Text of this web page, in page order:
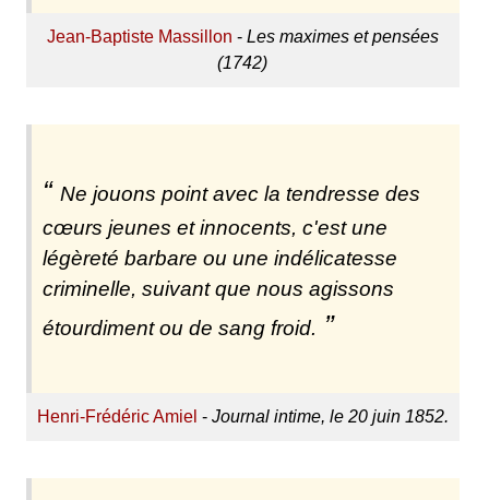
Jean-Baptiste Massillon - Les maximes et pensées
(1742)
Ne jouons point avec la tendresse des
cœurs jeunes et innocents, c'est une
légèreté barbare ou une indélicatesse
criminelle, suivant que nous agissons
étourdiment ou de sang froid.
Henri-Frédéric Amiel - Journal intime, le 20 juin 1852.